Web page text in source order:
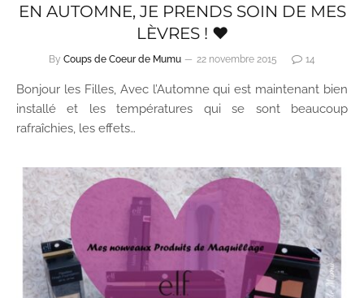
EN AUTOMNE, JE PRENDS SOIN DE MES
LÈVRES ! ♥
By Coups de Coeur de Mumu 22 novembre 2015 14
Bonjour les Filles, Avec l’Automne qui est maintenant bien
installé et les températures qui se sont beaucoup
rafraîchies, les effets…